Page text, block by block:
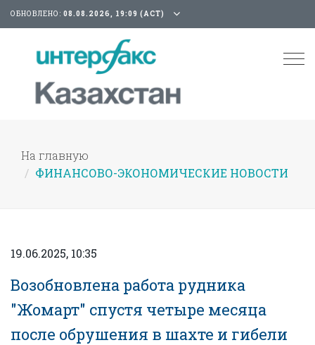
ОБНОВЛЕНО: 08.08.2026, 19:09 (АСТ)
На главную
ФИНАНСОВО-ЭКОНОМИЧЕСКИЕ НОВОСТИ
19.06.2025, 10:35
Возобновлена работа рудника
"Жомарт" спустя четыре месяца
после обрушения в шахте и гибели